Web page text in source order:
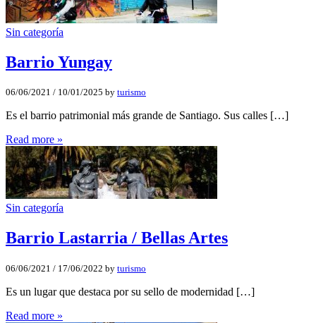
Sin categoría
Barrio Yungay
06/06/2021 / 10/01/2025 by turismo
Es el barrio patrimonial más grande de Santiago. Sus calles […]
Read more »
Sin categoría
Barrio Lastarria / Bellas Artes
06/06/2021 / 17/06/2022 by turismo
Es un lugar que destaca por su sello de modernidad […]
Read more »